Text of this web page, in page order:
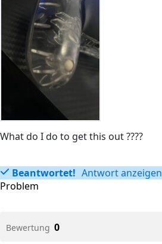
What do I do to get this out ????
Beantwortet! Antwort anzeigen
Problem
Bewertung 0